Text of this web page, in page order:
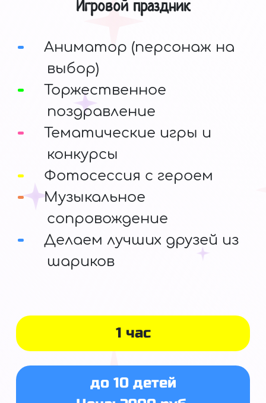
1 час
до 10 детей
Игровой праздник
Аниматор (персонаж на
выбор)
Торжественное
поздравление
Тематические игры и
конкурсы
Фотосессия с героем
Музыкальное
сопровождение
Делаем лучших друзей из
шариков